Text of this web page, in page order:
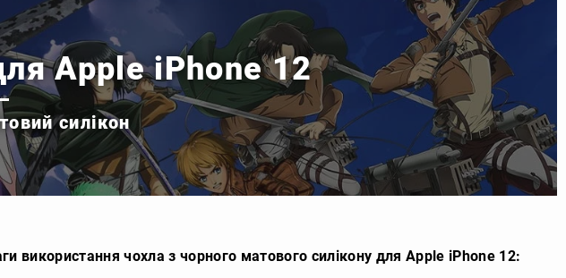
Apple iPhone 12
силікон
використання чохла з чорного матового силікону для Apple iPhone 12: